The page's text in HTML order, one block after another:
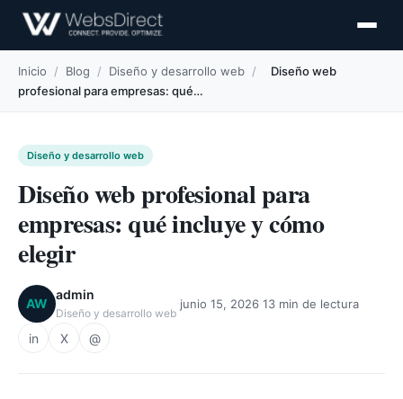
Inicio / Blog / Diseño y desarrollo web /
Diseño web
profesional para empresas: qué…
Diseño y desarrollo web
Diseño web profesional para
empresas: qué incluye y cómo
elegir
AW
admin
Diseño y desarrollo web
junio 15, 2026 13 min de lectura
in X @